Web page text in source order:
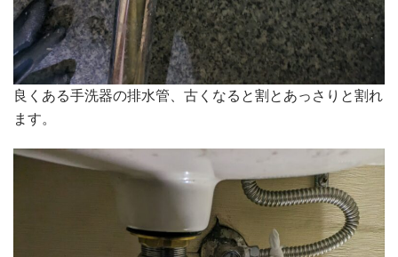
良くある手洗器の排水管、古くなると割とあっさりと割れ
ます。